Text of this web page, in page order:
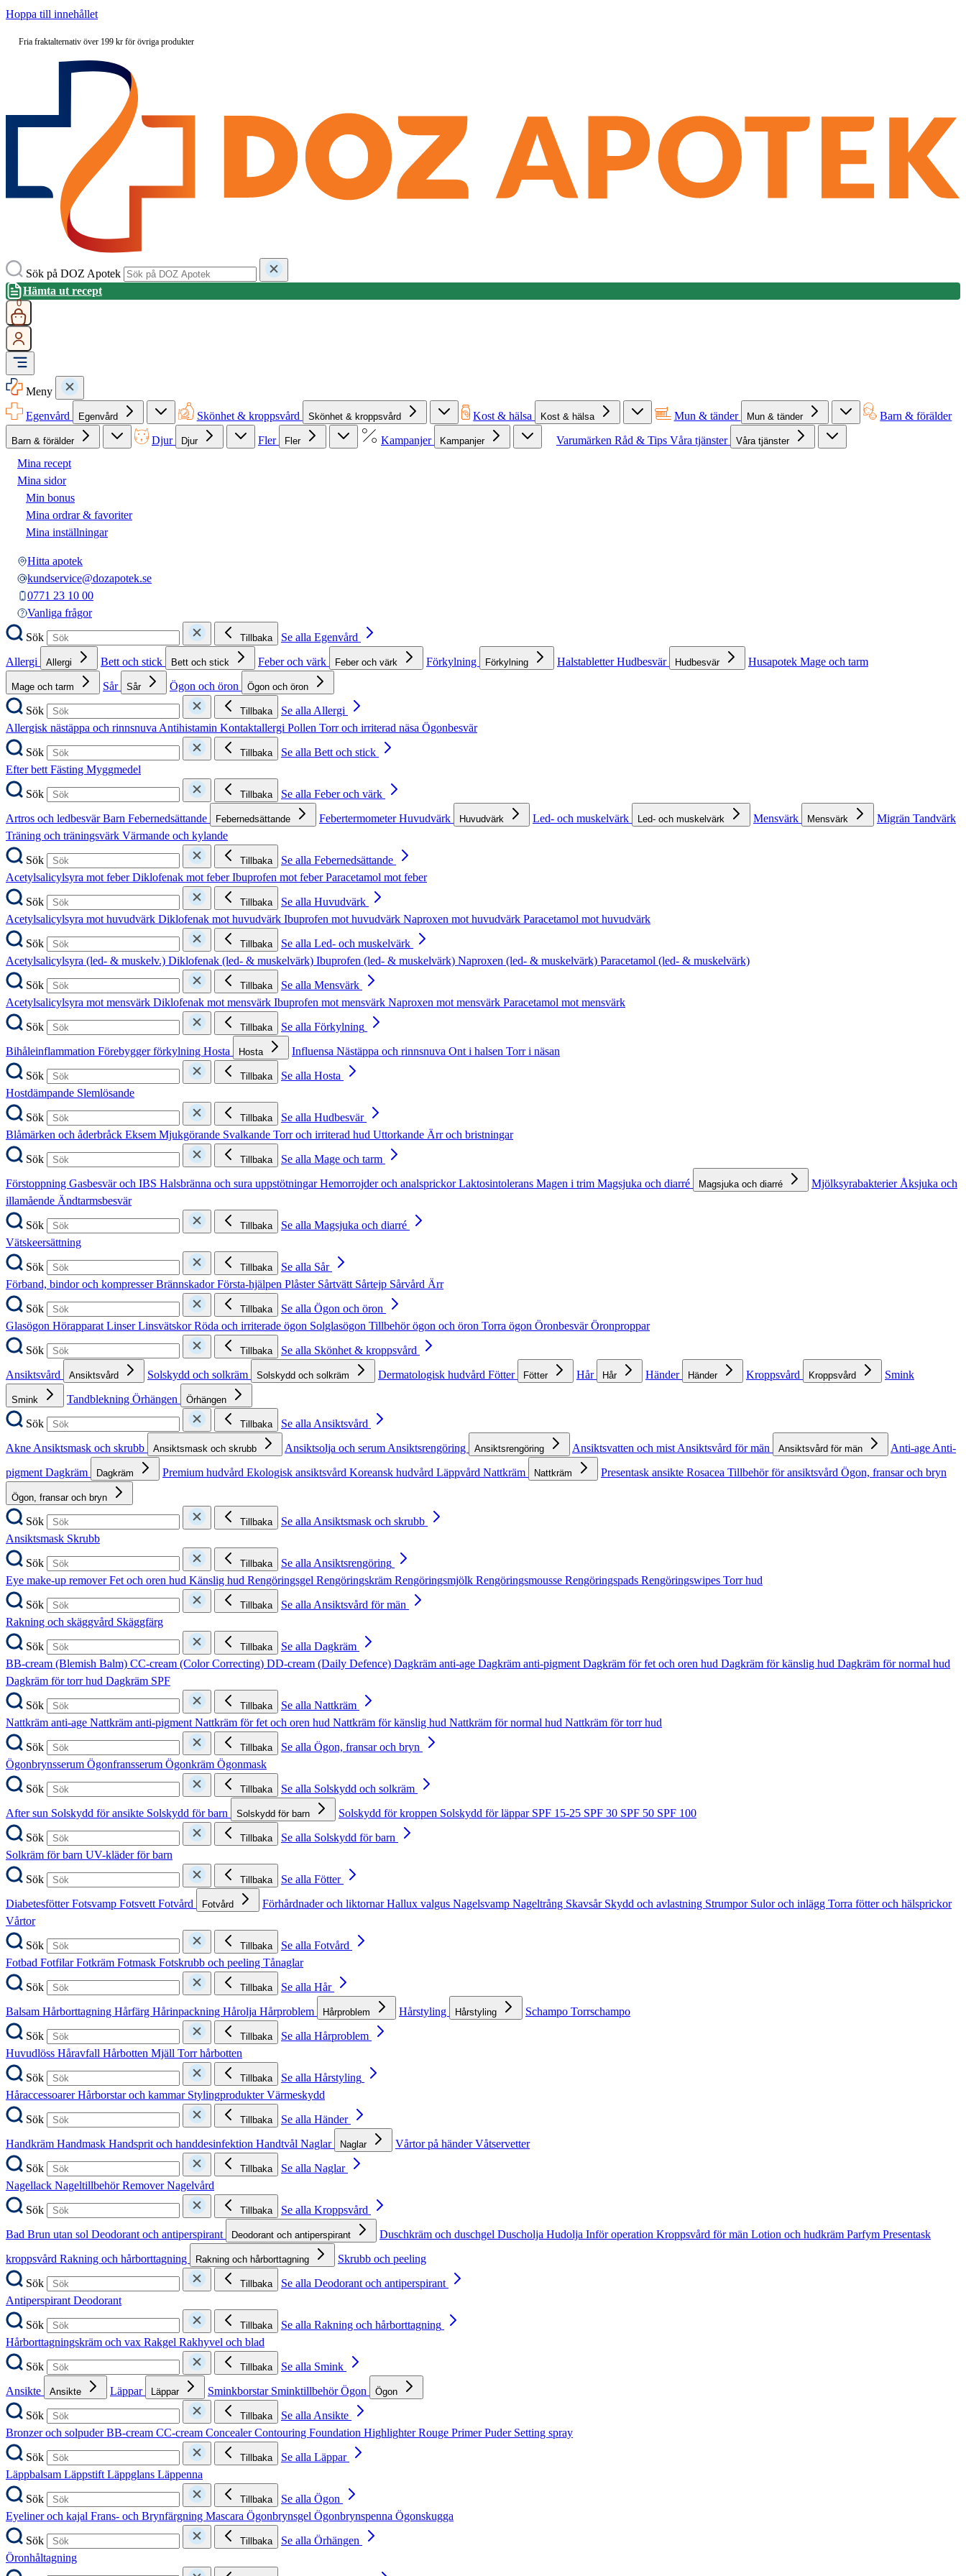
Hoppa till innehållet
Fria fraktalternativ över 199 kr för övriga produkter
Sök på DOZ Apotek
Hämta ut recept
0
Meny
Egenvård
Egenvård Skönhet & kroppsvård Skönhet & kroppsvård Kost & hälsa Kost & hälsa Mun & tänder Mun & tänder Barn & förälder
Barn & förälder Djur Djur Fler Fler Kampanjer Kampanjer Varumärken Råd & Tips Våra tjänster Våra tjänster
Mina recept
Mina sidor
Min bonus
Mina ordrar & favoriter
Mina inställningar
Hitta apotek
kundservice@dozapotek.se
0771 23 10 00
Vanliga frågor
Sök
Tillbaka
Se alla Egenvård
Allergi
Allergi Bett och stick Bett och stick Feber och värk Feber och värk Förkylning Förkylning HalstabletterHudbesvär Hudbesvär Husapotek Mage och tarm
Mage och tarm Sår Sår Ögon och öron Ögon och öron
Sök Tillbaka
Se alla Allergi
Allergisk nästäppa och rinnsnuva Antihistamin Kontaktallergi Pollen Torr och irriterad näsa Ögonbesvär
Sök
Tillbaka
Se alla Bett och stick
Efter bett Fästing Myggmedel
Sök
Tillbaka
Se alla Feber och värk
Artros och ledbesvärBarn Febernedsättande Febernedsättande FebertermometerHuvudvärk Huvudvärk Led- och muskelvärk Led- och muskelvärk Mensvärk Mensvärk Migrän Tandvärk
Träning och träningsvärk Värmande och kylande
Sök
Tillbaka
Se alla Febernedsättande
Acetylsalicylsyra mot feberDiklofenak mot feberIbuprofen mot feberParacetamol mot feber
Sök
Tillbaka
Se alla Huvudvärk
Acetylsalicylsyra mot huvudvärk Diklofenak mot huvudvärk Ibuprofen mot huvudvärk Naproxen mot huvudvärk Paracetamol mot huvudvärk
Sök
Tillbaka
Se alla Led- och muskelvärk
Acetylsalicylsyra (led- & muskelv.) Diklofenak (led- & muskelvärk) Ibuprofen (led- & muskelvärk) Naproxen (led- & muskelvärk) Paracetamol (led- & muskelvärk)
Sök
Tillbaka
Se alla Mensvärk
Acetylsalicylsyra mot mensvärk Diklofenak mot mensvärk Ibuprofen mot mensvärk Naproxen mot mensvärk Paracetamol mot mensvärk
Sök
Tillbaka
Se alla Förkylning
Bihåleinflammation Förebygger förkylning Hosta Hosta Influensa Nästäppa och rinnsnuva Ont i halsen Torr i näsan
Sök
Tillbaka
Se alla Hosta
Hostdämpande Slemlösande
Sök
Tillbaka
Se alla Hudbesvär
Blåmärken och åderbråck Eksem Mjukgörande Svalkande Torr och irriterad hud Uttorkande Ärr och bristningar
Sök
Tillbaka
Se alla Mage och tarm
Förstoppning Gasbesvär och IBS Halsbränna och sura uppstötningarHemorrojder och analsprickorLaktosintolerans Magen i trim Magsjuka och diarré Magsjuka och diarré Mjölksyrabakterier Åksjuka och
illamående Ändtarmsbesvär
Sök
Tillbaka
Se alla Magsjuka och diarré
Vätskeersättning
Sök
Tillbaka
Se alla Sår
Förband, bindor och kompresserBrännskadorFörsta-hjälpen Plåster Sårtvätt Sårtejp Sårvård Ärr
Sök
Tillbaka
Se alla Ögon och öron
Glasögon Hörapparat LinserLinsvätskorRöda och irriterade ögon Solglasögon Tillbehör ögon och öron Torra ögon ÖronbesvärÖronproppar
Sök
Tillbaka
Se alla Skönhet & kroppsvård
Ansiktsvård
Ansiktsvård Solskydd och solkräm Solskydd och solkräm Dermatologisk hudvård Fötter Fötter Hår Hår Händer Händer Kroppsvård Kroppsvård Smink
Smink Tandblekning Örhängen Örhängen
Sök Tillbaka
Se alla Ansiktsvård
Akne Ansiktsmask och skrubb Ansiktsmask och skrubb Ansiktsolja och serum Ansiktsrengöring Ansiktsrengöring Ansiktsvatten och mist Ansiktsvård för män Ansiktsvård för män Anti-age Anti-
pigment Dagkräm Dagkräm Premium hudvård Ekologisk ansiktsvård Koreansk hudvård Läppvård Nattkräm Nattkräm Presentask ansikte Rosacea Tillbehör för ansiktsvård Ögon, fransar och bryn
Ögon, fransar och bryn
Sök Tillbaka
Se alla Ansiktsmask och skrubb
Ansiktsmask Skrubb
Sök
Tillbaka
Se alla Ansiktsrengöring
Eye make-up removerFet och oren hud Känslig hud Rengöringsgel Rengöringskräm Rengöringsmjölk Rengöringsmousse Rengöringspads Rengöringswipes Torr hud
Sök
Tillbaka
Se alla Ansiktsvård för män
Rakning och skäggvård Skäggfärg
Sök
Tillbaka
Se alla Dagkräm
BB-cream (Blemish Balm) CC-cream (Color Correcting) DD-cream (Daily Defence) Dagkräm anti-age Dagkräm anti-pigment Dagkräm för fet och oren hud Dagkräm för känslig hud Dagkräm för normal hud
Dagkräm för torr hud Dagkräm SPF
Sök
Tillbaka
Se alla Nattkräm
Nattkräm anti-age Nattkräm anti-pigment Nattkräm för fet och oren hud Nattkräm för känslig hud Nattkräm för normal hud Nattkräm för torr hud
Sök
Tillbaka
Se alla Ögon, fransar och bryn
Ögonbrynsserum Ögonfransserum Ögonkräm Ögonmask
Sök
Tillbaka
Se alla Solskydd och solkräm
After sun Solskydd för ansikte Solskydd för barn Solskydd för barn Solskydd för kroppen Solskydd för läppar SPF 15-25 SPF 30 SPF 50 SPF 100
Sök
Tillbaka
Se alla Solskydd för barn
Solkräm för barn UV-kläder för barn
Sök
Tillbaka
Se alla Fötter
DiabetesfötterFotsvamp Fotsvett Fotvård Fotvård Förhårdnader och liktornarHallux valgus Nagelsvamp Nageltrång Skavsår Skydd och avlastning Strumpor Sulor och inlägg Torra fötter och hälsprickor
Vårtor
Sök
Tillbaka
Se alla Fotvård
Fotbad FotfilarFotkräm Fotmask Fotskrubb och peeling Tånaglar
Sök
Tillbaka
Se alla Hår
Balsam Hårborttagning Hårfärg Hårinpackning Hårolja Hårproblem Hårproblem Hårstyling Hårstyling Schampo Torrschampo
Sök
Tillbaka
Se alla Hårproblem
Huvudlöss Håravfall Hårbotten Mjäll Torr hårbotten
Sök
Tillbaka
Se alla Hårstyling
HåraccessoarerHårborstar och kammar StylingprodukterVärmeskydd
Sök
Tillbaka
Se alla Händer
Handkräm Handmask Handsprit och handdesinfektion Handtvål Naglar Naglar Vårtor på händerVåtservetter
Sök
Tillbaka
Se alla Naglar
Nagellack NageltillbehörRemoverNagelvård
Sök
Tillbaka
Se alla Kroppsvård
Bad Brun utan sol Deodorant och antiperspirant Deodorant och antiperspirant Duschkräm och duschgel Duscholja Hudolja Inför operation Kroppsvård för män Lotion och hudkräm Parfym Presentask
kroppsvård Rakning och hårborttagning Rakning och hårborttagning
Skrubb och peeling
Sök
Tillbaka
Se alla Deodorant och antiperspirant
Antiperspirant Deodorant
Sök
Tillbaka
Se alla Rakning och hårborttagning
Hårborttagningskräm och vax Rakgel Rakhyvel och blad
Sök
Tillbaka
Se alla Smink
Ansikte
Ansikte Läppar Läppar Sminkborstar SminktillbehörÖgon Ögon
Sök Tillbaka
Se alla Ansikte
Bronzer och solpuderBB-cream CC-cream ConcealerContouring Foundation HighlighterRouge PrimerPuder Setting spray
Sök
Tillbaka
Se alla Läppar
Läppbalsam Läppstift Läppglans Läppenna
Sök
Tillbaka
Se alla Ögon
Eyeliner och kajal Frans- och Brynfärgning Mascara Ögonbrynsgel Ögonbrynspenna Ögonskugga
Sök
Tillbaka
Se alla Örhängen
Öronhåltagning